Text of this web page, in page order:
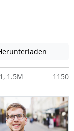
enthält unter
1.5M 1150